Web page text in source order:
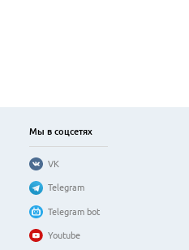
Мы в соцсетях
VK
Telegram
Telegram bot
Youtube